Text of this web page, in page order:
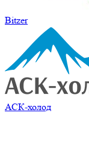
Bitzer
АСК-холод